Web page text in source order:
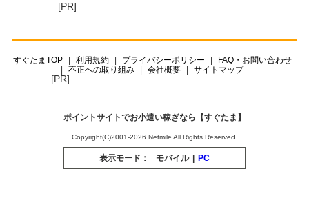
[PR]
すぐたまTOP 利用規約 プライバシーポリシー
FAQ・お問い合わせ
不正への取り組み
会社概要 サイトマップ
[PR]
ポイントサイトでお小遣い稼ぎなら【すぐたま】
Copyright(C)2001-2026 Netmile All Rights Reserved.
表示モード： モバイル | PC